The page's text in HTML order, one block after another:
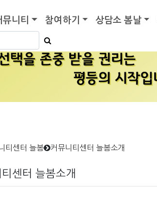
뮤니티 참여하기 상담소 봄날
티센터 늘봄 커뮤니티센터 늘봄소개
센터 늘봄소개